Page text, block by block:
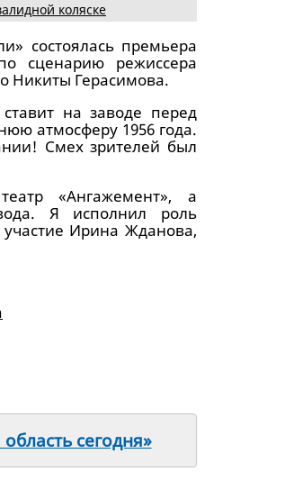
коляске
состоялась премьера
сценарию режиссера
Никиты Герасимова.
на заводе перед
атмосферу 1956 года.
Смех зрителей был
«Ангажемент», а
Я исполнил роль
Ирина Жданова,
сегодня»